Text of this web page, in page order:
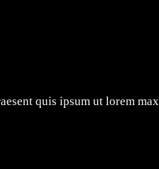
quis ipsum ut lorem